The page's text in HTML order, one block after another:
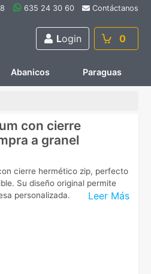
635 24 30 60 Contáctanos
Login 0
Abanicos Paraguas
con cierre
a granel
Leer Más
cierre hermético zip, perfecto
Su diseño original permite
personalizada.